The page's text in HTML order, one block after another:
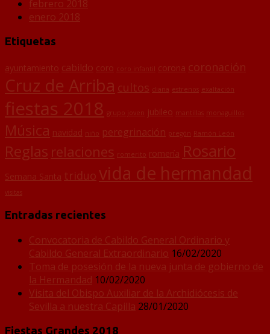
febrero 2018
enero 2018
Etiquetas
ayuntamiento cabildo coro coro infantil corona coronación
Cruz de Arriba cultos diana estrenos exaltación
fiestas 2018 grupo joven jubileo mantillas monaguillos
Música navidad niño peregrinación pregón Ramón León
Reglas relaciones romerito romería Rosario
Semana Santa triduo vida de hermandad
visitas
Entradas recientes
Convocatoria de Cabildo General Ordinario y
Cabildo General Extraordinario 16/02/2020
Toma de posesión de la nueva junta de gobierno de
la Hermandad 10/02/2020
Visita del Obispo Auxiliar de la Archidiócesis de
Sevilla a nuestra Capilla 28/01/2020
Fiestas Grandes 2018